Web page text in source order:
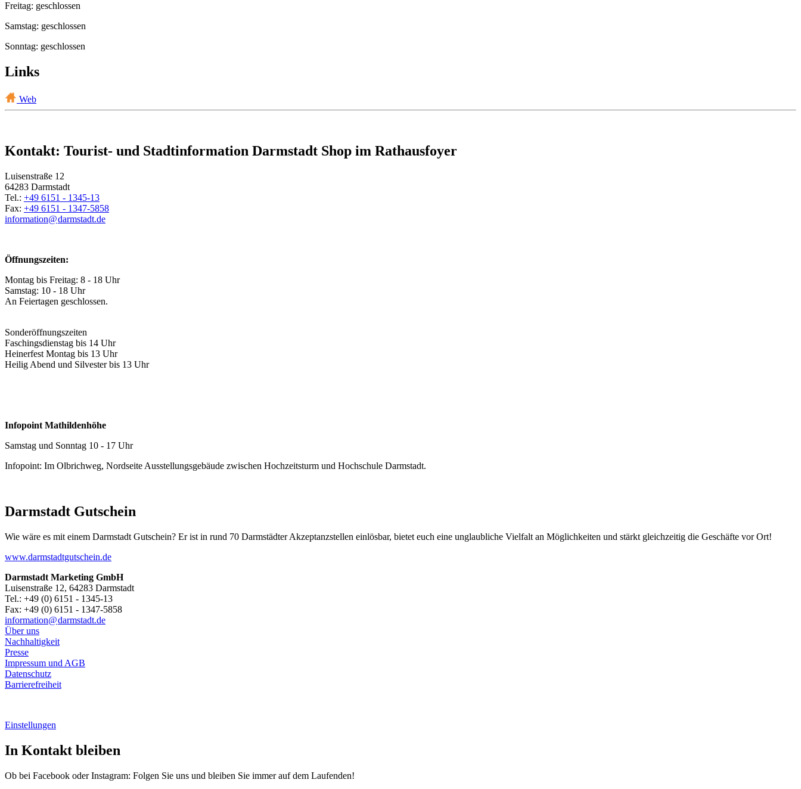
Freitag: geschlossen
Samstag: geschlossen
Sonntag: geschlossen
Links
Web
Kontakt: Tourist- und Stadtinformation Darmstadt Shop im Rathausfoyer
Luisenstraße 12
64283 Darmstadt
Tel.: +49 6151 - 1345-13
Fax: +49 6151 - 1347-5858
information@darmstadt.de
Öffnungszeiten:
Montag bis Freitag: 8 - 18 Uhr
Samstag: 10 - 18 Uhr
An Feiertagen geschlossen.
Sonderöffnungszeiten
Faschingsdienstag bis 14 Uhr
Heinerfest Montag bis 13 Uhr
Heilig Abend und Silvester bis 13 Uhr
Infopoint Mathildenhöhe
Samstag und Sonntag 10 - 17 Uhr
Infopoint: Im Olbrichweg, Nordseite Ausstellungsgebäude zwischen Hochzeitsturm und Hochschule Darmstadt.
Darmstadt Gutschein
Wie wäre es mit einem Darmstadt Gutschein? Er ist in rund 70 Darmstädter Akzeptanzstellen einlösbar, bietet euch eine unglaubliche Vielfalt an Möglichkeiten und stärkt gleichzeitig die Geschäfte vor Ort!
www.darmstadtgutschein.de
Darmstadt Marketing GmbH
Luisenstraße 12, 64283 Darmstadt
Tel.: +49 (0) 6151 - 1345-13
Fax: +49 (0) 6151 - 1347-5858
information@darmstadt.de
Über uns
Nachhaltigkeit
Presse
Impressum und AGB
Datenschutz
Barrierefreiheit
Einstellungen
In Kontakt bleiben
Ob bei Facebook oder Instagram: Folgen Sie uns und bleiben Sie immer auf dem Laufenden!